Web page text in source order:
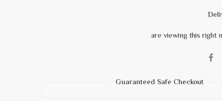
Guaranteed Safe Checkout